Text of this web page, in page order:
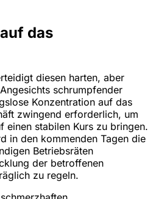
das
diesen harten, aber
schrumpfender
Konzentration auf das
zwingend erforderlich, um
einen stabilen Kurs zu bringen.
in den kommenden Tagen die
Betriebsräten
der betroffenen
zu regeln.